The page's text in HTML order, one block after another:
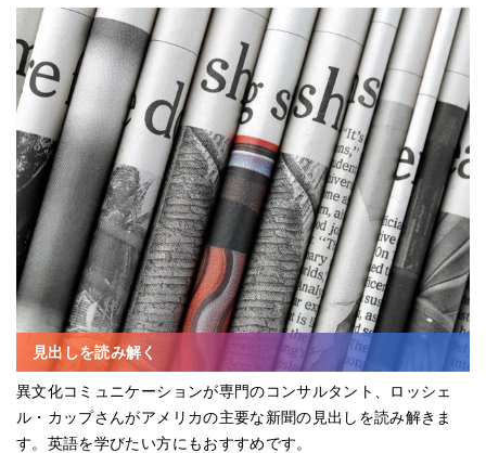
見出しを読み解く
異文化コミュニケーションが専門のコンサルタント、ロッシェ
ル・カップさんがアメリカの主要な新聞の見出しを読み解きま
す。英語を学びたい方にもおすすめです。